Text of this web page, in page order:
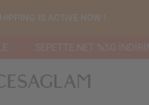
IS ACTIVE NOW !
NET %50 İNDİRİM SİZLERLE